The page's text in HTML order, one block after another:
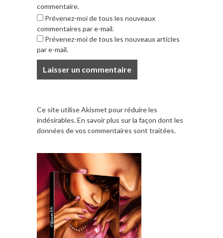
commentaire.
Prévenez-moi de tous les nouveaux
commentaires par e-mail.
Prévenez-moi de tous les nouveaux articles
par e-mail.
Ce site utilise Akismet pour réduire les
indésirables.En savoir plus sur la façon dont les
données de vos commentaires sont traitées.